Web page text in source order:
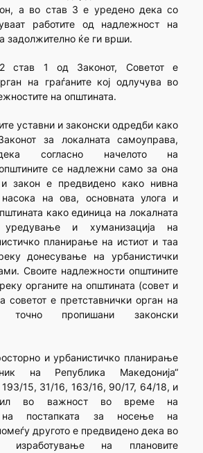
а во став 3 е уредено дека со
работите од надлежност на
задолжително ќе ги врши.
став 1 од Законот, Советот е
на граѓаните кој одлучува во
на општината.
уставни и законски одредби како
за локалната самоуправа,
согласно начелото на
се надлежни само за она
закон е предвидено како нивна
на ова, основната улога и
како единица на локалната
и хуманизација на
планирање на истиот и таа
донесување на урбанистички
Своите надлежности општините
органите на општината (совет и
советот е претставнички орган на
точно пропишани законски
и урбанистичко планирање
на Република Македонија“
15, 31/16, 163/16, 90/17, 64/18, и
во важност во време на
на постапката за носење на
другото е предвидено дека во
изработување на плановите